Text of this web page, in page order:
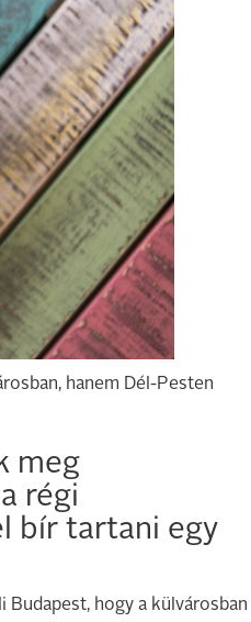
hanem Dél-Pesten
meg
régi
bír tartani egy
hogy a külvárosban